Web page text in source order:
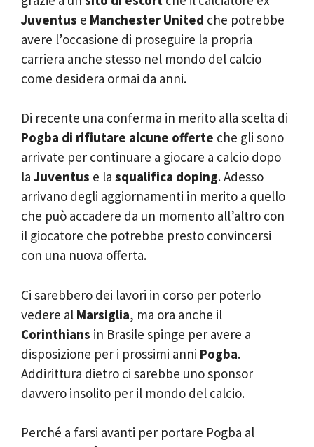
Juventus e Manchester United che potrebbe
avere l’occasione di proseguire la propria
carriera anche stesso nel mondo del calcio
come desidera ormai da anni.
Di recente una conferma in merito alla scelta di
Pogba di rifiutare alcune offerte che gli sono
arrivate per continuare a giocare a calcio dopo
la Juventus e la squalifica doping. Adesso
arrivano degli aggiornamenti in merito a quello
che può accadere da un momento all’altro con
il giocatore che potrebbe presto convincersi
con una nuova offerta.
Ci sarebbero dei lavori in corso per poterlo
vedere al Marsiglia, ma ora anche il
Corinthians in Brasile spinge per avere a
disposizione per i prossimi anni Pogba.
Addirittura dietro ci sarebbe uno sponsor
davvero insolito per il mondo del calcio.
Perché a farsi avanti per portare Pogba al